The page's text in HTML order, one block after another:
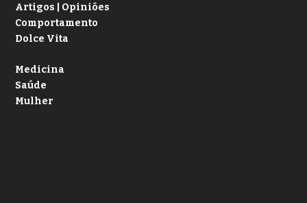
Artigos | Opiniões
Comportamento
Dolce Vita
Medicina
Saúde
Mulher